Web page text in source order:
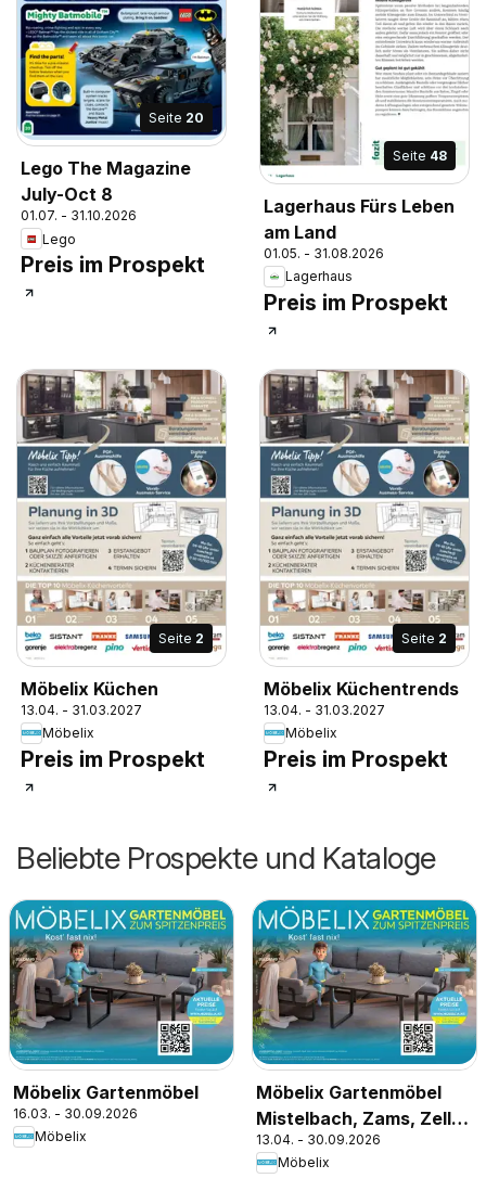
Seite 20
Lego The Magazine
July-Oct 8
01.07. - 31.10.2026
Lego
Preis im Prospekt
Seite 48
Lagerhaus Fürs Leben
am Land
01.05. - 31.08.2026
Lagerhaus
Preis im Prospekt
Seite 2
Möbelix Küchen
13.04. - 31.03.2027
Möbelix
Preis im Prospekt
Seite 2
Möbelix Küchentrends
13.04. - 31.03.2027
Möbelix
Preis im Prospekt
Beliebte Prospekte und Kataloge
Möbelix Gartenmöbel
16.03. - 30.09.2026
Möbelix
Möbelix Gartenmöbel
Mistelbach, Zams, Zell
Am See
13.04. - 30.09.2026
Möbelix